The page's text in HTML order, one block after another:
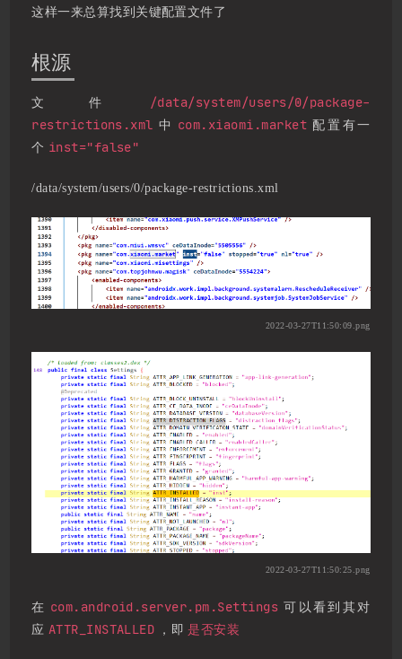
这样一来总算找到关键配置文件了
根源
文件
/data/system/users/0/package-
restrictions.xml 中 com.xiaomi.market 配置有一
个 inst="false"
/data/system/users/0/package-restrictions.xml
2022-03-27T11:50:09.png
2022-03-27T11:50:25.png
在 com.android.server.pm.Settings 可以看到其对
应 ATTR_INSTALLED ，即 是否安装